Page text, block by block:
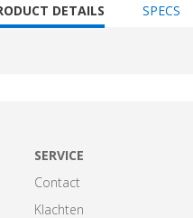
DETAILS SPECS
SERVICE
Contact
Klachten